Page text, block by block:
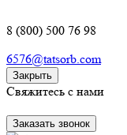
8 (800) 500 76 98
6576@tatsorb.com
Закрыть
Свяжитесь с нами
Заказать звонок